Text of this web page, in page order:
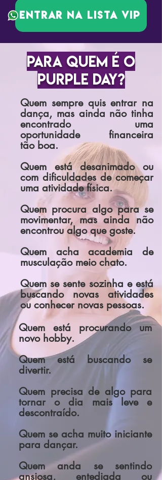
Entrar na lista vip
para quem é o
purple day?
Quem sempre quis entrar na
dança, mas ainda nãotinha
encontrado uma
oportunidade financeira
tãoboa.
Quem está desanimado ou
com dificuldades de começar
uma atividade física.
Quem procura algo para se
movimentar, mas ainda não
encontrou algo que goste.
Quem acha academia de
musculação meio chato.
Quem se sente sozinha e está
buscando novas atividades
ou conhecer novas pessoas.
Quem está procurando um
novo hobby.
Quem está buscando se
divertir.
Quem precisa de algo para
tornar o dia mais leve e
descontraído.
Quem se acha muito iniciante
para dançar.
Quem anda se sentindo
ansiosa, entediada ou